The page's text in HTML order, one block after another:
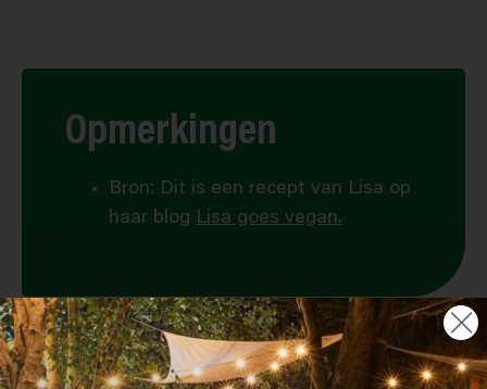
Opmerkingen
Bron: Dit is een recept van Lisa op
haar blog Lisa goes vegan.